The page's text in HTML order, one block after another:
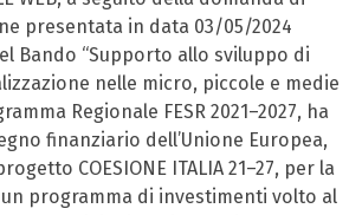
presentata in data 03/05/2024
Bando “Supporto allo sviluppo di
nelle micro, piccole e medie
Regionale FESR 2021–2027, ha
finanziario dell’Unione Europea,
COESIONE ITALIA 21–27, per la
programma di investimenti volto al